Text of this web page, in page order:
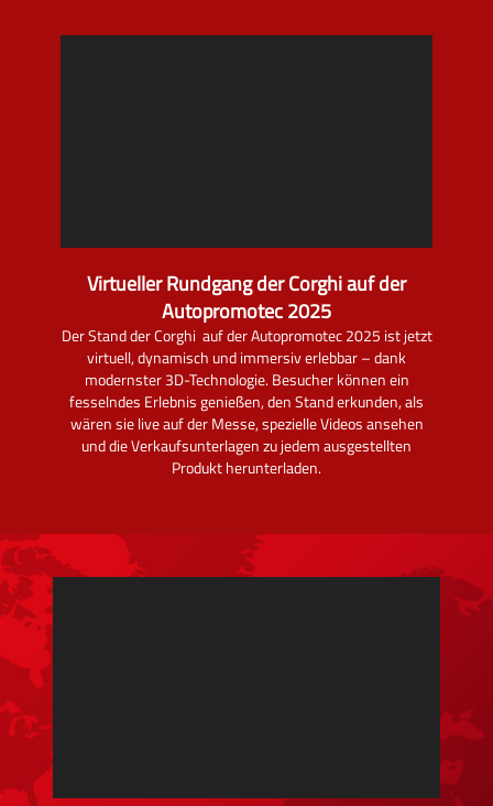
Virtueller Rundgang der Corghi auf der
Autopromotec 2025
Der Stand der Corghi auf der Autopromotec 2025 ist jetzt
virtuell, dynamisch und immersiv erlebbar – dank
modernster 3D-Technologie. Besucher können ein
fesselndes Erlebnis genießen, den Stand erkunden, als
wären sie live auf der Messe, spezielle Videos ansehen
und die Verkaufsunterlagen zu jedem ausgestellten
Produkt herunterladen.